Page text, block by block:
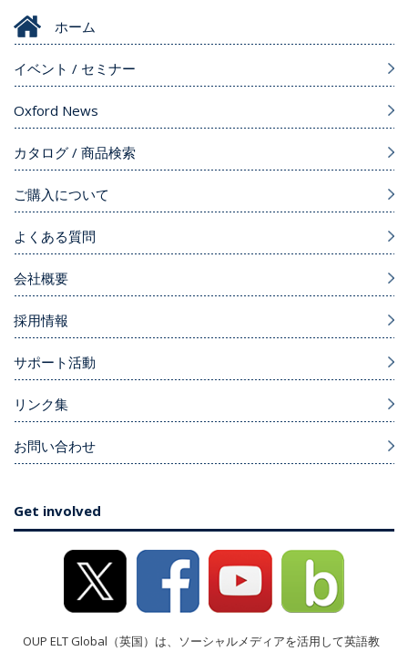
ホーム
イベント / セミナー
Oxford News
カタログ / 商品検索
ご購入について
よくある質問
会社概要
採用情報
サポート活動
リンク集
お問い合わせ
Get involved
OUP ELT Global（英国）は、ソーシャルメディアを活用して英語教